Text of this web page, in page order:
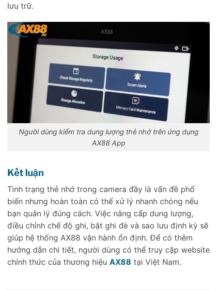
lưu trữ.
Người dùng kiểm tra dung lượng thẻ nhớ trên ứng dụng
AX88 App
Kết luận
Tình trạng thẻ nhớ trong camera đầy là vấn đề phổ
biến nhưng hoàn toàn có thể xử lý nhanh chóng nếu
bạn quản lý đúng cách. Việc nâng cấp dung lượng,
điều chỉnh chế độ ghi, bật ghi đè và sao lưu định kỳ sẽ
giúp hệ thống AX88 vận hành ổn định. Để có thêm
hướng dẫn chi tiết, người dùng có thể truy cập website
chính thức của thương hiệu AX88 tại Việt Nam.